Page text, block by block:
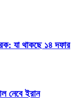
যা থাকছে ১৪ দফার
নেবে ইরান